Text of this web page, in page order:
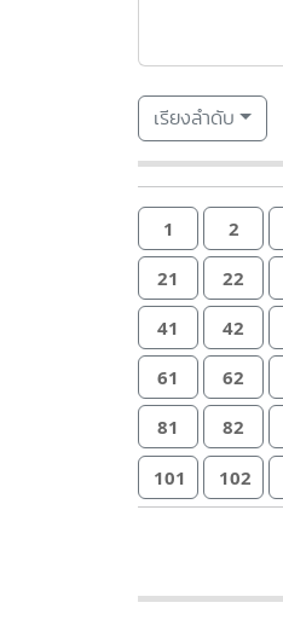
เรียงลำดับ
1 2
21 22
41 42
61 62
81 82
101 102